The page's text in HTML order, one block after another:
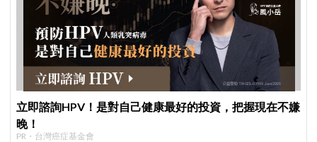
立即諮詢HPV！是對自己健康最好的投資，把握現在不嫌
晚！
PR・台灣癌症基金會